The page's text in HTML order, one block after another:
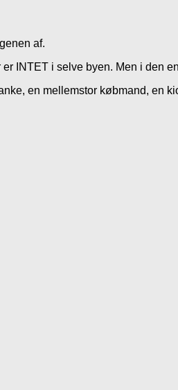
af.
INTET i selve byen. Men i den
en mellemstor købmand, en